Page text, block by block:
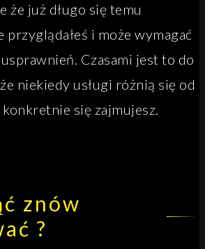
że już długo się temu
i może wymagać
Czasami jest to do
niekiedy usługi różnią się od
się zajmujesz.
znów
?